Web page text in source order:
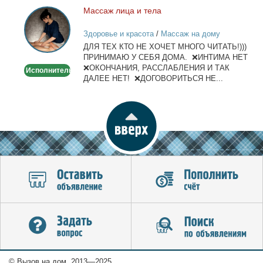
Массаж
лица
и
тела
Исполнитель
Мас­саж ли­ца и те­ла
Здоровье и красота/ Массаж на дому
ДЛЯ ТЕХ КТО НЕ ХОЧЕТ МНОГО ЧИТАТЬ!)))
ПРИНИМАЮ У СЕБЯ ДОМА. ❌ИНТИМА НЕТ
❌ОКОНЧАНИЯ, РАССЛАБЛЕНИЯ И ТАК
ДАЛЕЕ НЕТ! ❌ДОГОВОРИТЬСЯ НЕ...